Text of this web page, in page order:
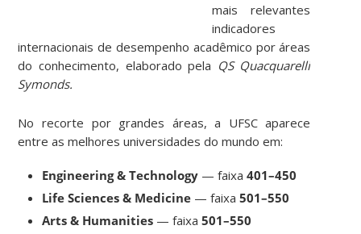
mais relevantes
indicadores
internacionais de desempenho acadêmico por áreas
do conhecimento, elaborado pela QS Quacquarelli
Symonds.
No recorte por grandes áreas, a UFSC aparece
entre as melhores universidades do mundo em:
Engineering & Technology — faixa401–450
Life Sciences & Medicine — faixa501–550
Arts & Humanities — faixa501–550